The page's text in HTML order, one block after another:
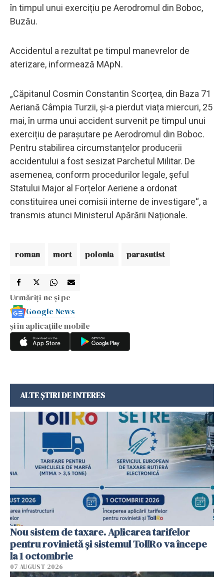
în timpul unui exercițiu pe Aerodromul din Boboc,
Buzău.
Accidentul a rezultat pe timpul manevrelor de
aterizare, informează MApN.
„Căpitanul Cosmin Constantin Scorțea, din Baza 71
Aeriană Câmpia Turzii, și-a pierdut viața miercuri, 25
mai, în urma unui accident survenit pe timpul unui
exercițiu de parașutare pe Aerodromul din Boboc.
Pentru stabilirea circumstanțelor producerii
accidentului a fost sesizat Parchetul Militar. De
asemenea, conform procedurilor legale, șeful
Statului Major al Forțelor Aeriene a ordonat
constituirea unei comisii interne de investigare“, a
transmis atunci Ministerul Apărării Naționale.
roman mort polonia parasutist
Urmăriți-ne și pe
Google News
și în aplicațiile mobile
ALTE ȘTIRI DE INTERES
Nou sistem de taxare. Aplicarea tarifelor
pentru rovinietă şi sistemul TollRo va începe
la 1 octombrie
07 AUGUST 2026